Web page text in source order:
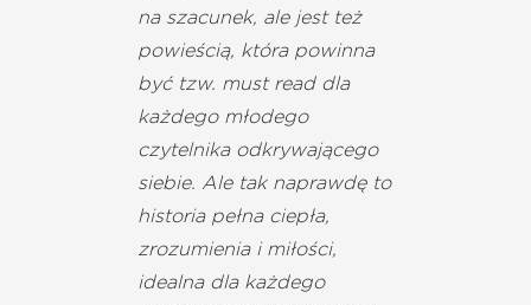
na szacunek, ale jest też
powieścią, która powinna
być tzw. must read dla
każdego młodego
czytelnika odkrywającego
siebie. Ale tak naprawdę to
historia pełna ciepła,
zrozumienia i miłości,
idealna dla każdego